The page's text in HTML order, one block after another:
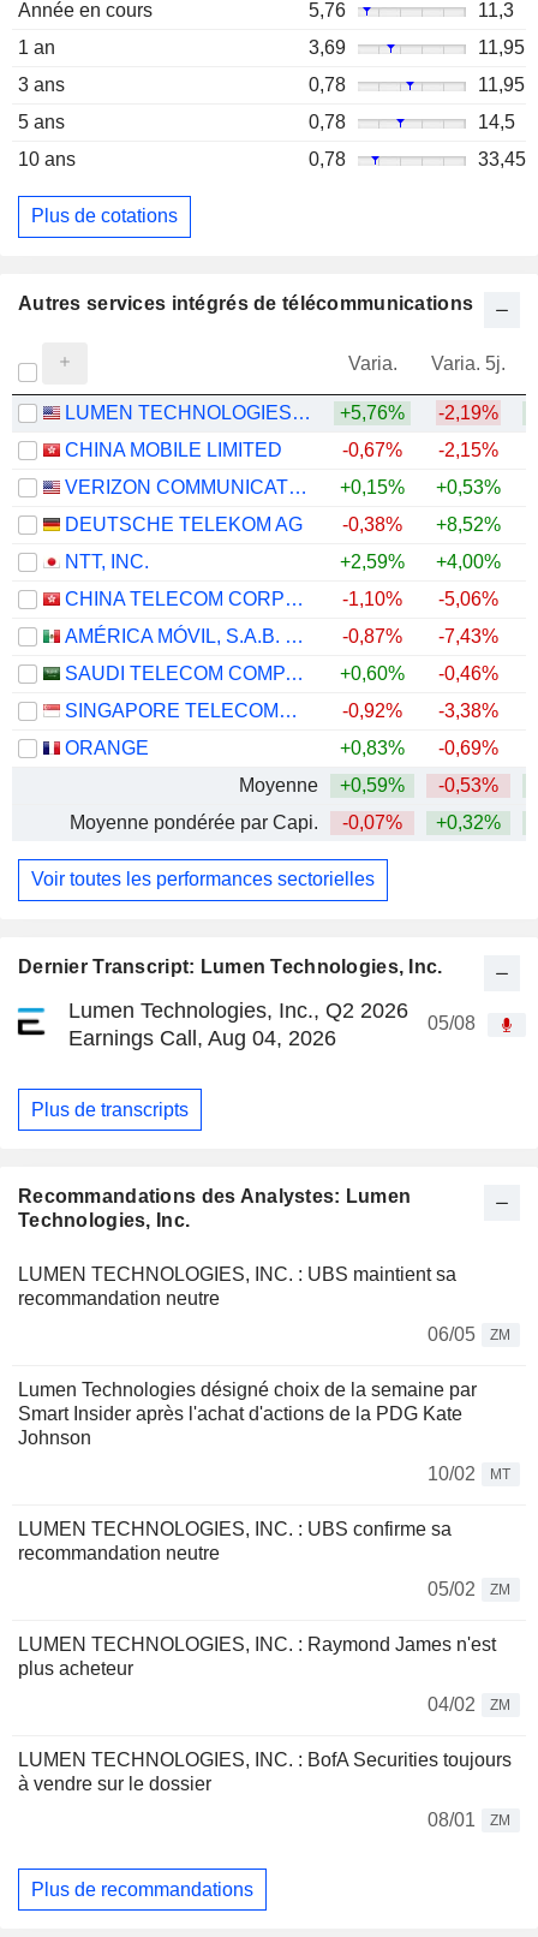
Dernier Transcript: Lumen Technologies, Inc.
Lumen Technologies, Inc., Q2 2026
Earnings Call, Aug 04, 2026
05/08
Plus de transcripts
Recommandations des Analystes: Lumen
Technologies, Inc.
LUMEN TECHNOLOGIES, INC. : UBS maintient sa
recommandation neutre
06/05
ZM
Lumen Technologies désigné choix de la semaine par
Smart Insider après l'achat d'actions de la PDG Kate
Johnson
10/02
MT
LUMEN TECHNOLOGIES, INC. : UBS confirme sa
recommandation neutre
05/02
ZM
LUMEN TECHNOLOGIES, INC. : Raymond James n'est
plus acheteur
04/02
ZM
LUMEN TECHNOLOGIES, INC. : BofA Securities toujours
à vendre sur le dossier
08/01
ZM
Plus de recommandations
Année en cours 5,76
11,3
1 an
3,69
11,95
3 ans
0,78
11,95
5 ans
0,78
14,5
10 ans
0,78 33,45
Plus de cotations
Autres services intégrés de télécommunications
Varia. Varia. 5j.
LUMEN TECHNOLOGIES, INC. +5,76% -2,19%
CHINA MOBILE LIMITED
-0,67% -2,15%
VERIZON COMMUNICATIONS, INC.
+0,15% +0,53%
DEUTSCHE TELEKOM AG
-0,38% +8,52%
NTT, INC.
+2,59% +4,00%
CHINA TELECOM CORPORATION LIMITED
-1,10% -5,06%
AMÉRICA MÓVIL, S.A.B. DE C.V.
-0,87% -7,43%
SAUDI TELECOM COMPANY
+0,60% -0,46%
SINGAPORE TELECOMMUNICATIONS LIMITED
-0,92% -3,38%
ORANGE
+0,83% -0,69%
Moyenne
+0,59% -0,53%
Moyenne pondérée par Capi.
-0,07% +0,32%
Voir toutes les performances sectorielles